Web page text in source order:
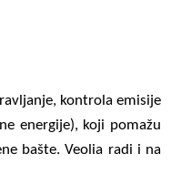
kontrola emisije
energije), koji pomažu
bašte. Veolia radi i na